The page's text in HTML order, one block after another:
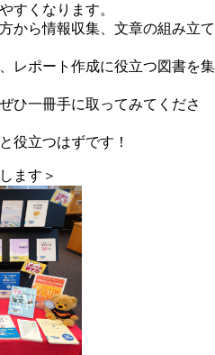
すくなります。
から情報収集、文章の組み立て
レポート作成に役立つ図書を集
ひ一冊手に取ってみてくださ
役立つはずです！
ます＞